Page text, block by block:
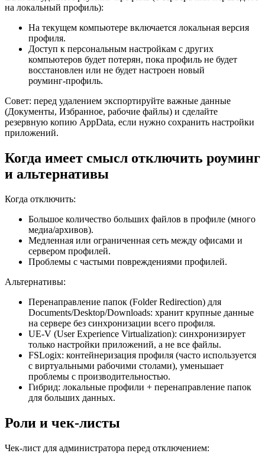
на локальный профиль):
На текущем компьютере включается локальная версия
профиля.
Доступ к персональным настройкам с других
компьютеров будет потерян, пока профиль не будет
восстановлен или не будет настроен новый
роуминг‑профиль.
Совет: перед удалением экспортируйте важные данные
(Документы, Избранное, рабочие файлы) и сделайте
резервную копию AppData, если нужно сохранить настройки
приложений.
Когда имеет смысл отключить роуминг
и альтернативы
Когда отключить:
Большое количество больших файлов в профиле (много
медиа/архивов).
Медленная или ограниченная сеть между офисами и
сервером профилей.
Проблемы с частыми повреждениями профилей.
Альтернативы:
Перенаправление папок (Folder Redirection) для
Documents/Desktop/Downloads: хранит крупные данные
на сервере без синхронизации всего профиля.
UE‑V (User Experience Virtualization): синхронизирует
только настройки приложений, а не все файлы.
FSLogix: контейнеризация профиля (часто используется
с виртуальными рабочими столами), уменьшает
проблемы с производительностью.
Гибрид: локальные профили + перенаправление папок
для больших данных.
Роли и чек‑листы
Чек‑лист для администратора перед отключением: